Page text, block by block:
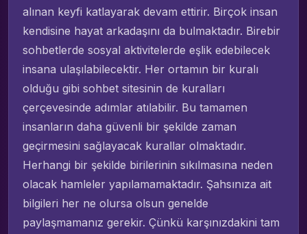
alınan keyfi katlayarak devam ettirir. Birçok insan
kendisine hayat arkadaşını da bulmaktadır. Birebir
sohbetlerde sosyal aktivitelerde eşlik edebilecek
insana ulaşılabilecektir. Her ortamın bir kuralı
olduğu gibi sohbet sitesinin de kuralları
çerçevesinde adımlar atılabilir. Bu tamamen
insanların daha güvenli bir şekilde zaman
geçirmesini sağlayacak kurallar olmaktadır.
Herhangi bir şekilde birilerinin sıkılmasına neden
olacak hamleler yapılamamaktadır. Şahsınıza ait
bilgileri her ne olursa olsun genelde
paylaşmamanız gerekir. Çünkü karşınızdakini tam